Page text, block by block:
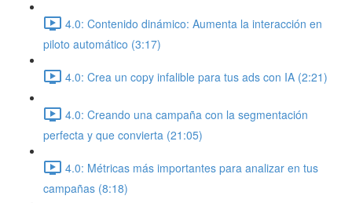
4.0: Contenido dinámico: Aumenta la interacción en
piloto automático (3:17)
4.0: Crea un copy infalible para tus ads con IA (2:21)
4.0: Creando una campaña con la segmentación
perfecta y que convierta (21:05)
4.0: Métricas más importantes para analizar en tus
campañas (8:18)